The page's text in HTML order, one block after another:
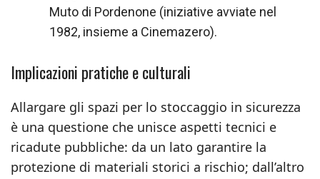
Muto di Pordenone (iniziative avviate nel
1982, insieme a Cinemazero).
Implicazioni pratiche e culturali
Allargare gli spazi per lo stoccaggio in sicurezza
è una questione che unisce aspetti tecnici e
ricadute pubbliche: da un lato garantire la
protezione di materiali storici a rischio; dall’altro